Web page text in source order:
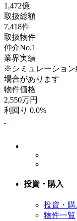
1,472億
取扱総額
7,418件
取扱物件
仲介No.1
業界実績
※シミュレーション
場合があります
物件価格
2,550万円
利回り 0.0%
投資・購入
投資・
物件一覧